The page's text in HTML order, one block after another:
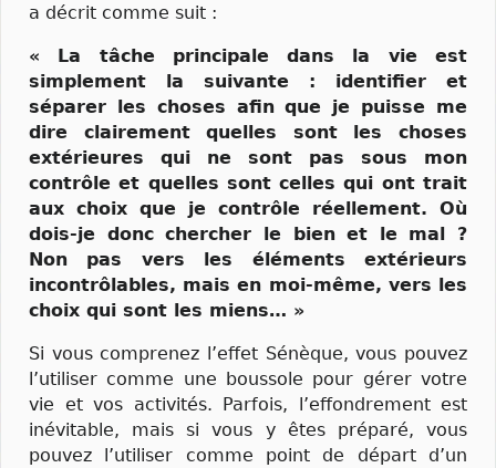
a décrit comme suit :
« La tâche principale dans la vie est
simplement la suivante : identifier et
séparer les choses afin que je puisse me
dire clairement quelles sont les choses
extérieures qui ne sont pas sous mon
contrôle et quelles sont celles qui ont trait
aux choix que je contrôle réellement. Où
dois-je donc chercher le bien et le mal ?
Non pas vers les éléments extérieurs
incontrôlables, mais en moi-même, vers les
choix qui sont les miens… »
Si vous comprenez l’effet Sénèque, vous pouvez
l’utiliser comme une boussole pour gérer votre
vie et vos activités. Parfois, l’effondrement est
inévitable, mais si vous y êtes préparé, vous
pouvez l’utiliser comme point de départ d’un